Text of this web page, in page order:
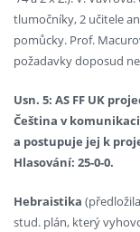
tlumočníky, 2 učitele
pomůcky. Prof.
požadavky doposud
Usn. 5: AS FF UK
Čeština v
a postupuje jej k
Hlasování: 25-0-0.
Hebraistika
stud. plán, který